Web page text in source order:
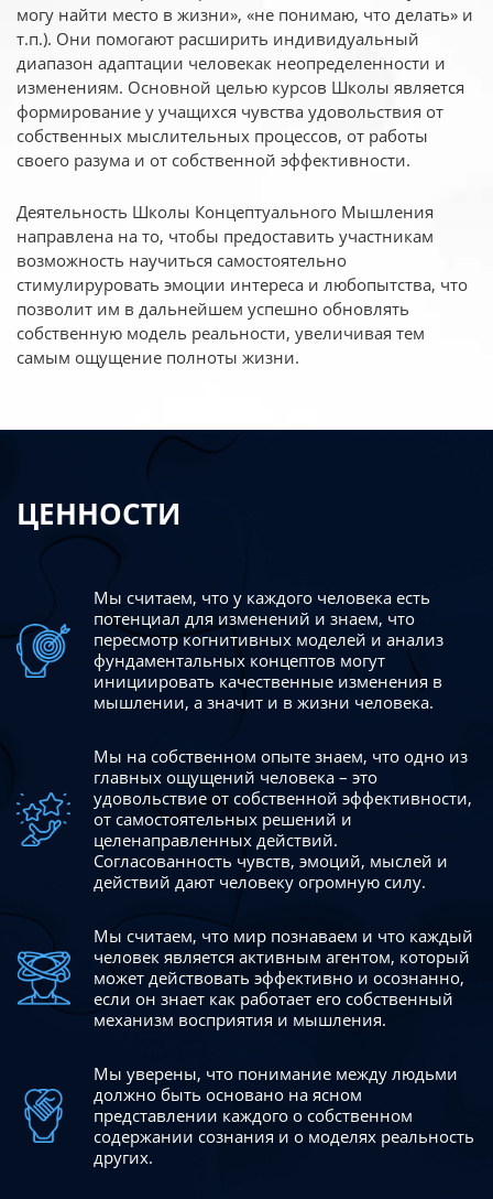
могу найти место в жизни», «не понимаю, что делать» и
т.п.). Они помогают расширить индивидуальный
диапазон адаптации человекак неопределенности и
изменениям. Основной целью курсов Школы является
формирование у учащихся чувства удовольствия от
собственных мыслительных процессов, от работы
своего разума и от собственной эффективности.
Деятельность Школы Концептуального Мышления
направлена на то, чтобы предоставить участникам
возможность научиться самостоятельно
стимулируровать эмоции интереса и любопытства, что
позволит им в дальнейшем успешно обновлять
собственную модель реальности, увеличивая тем
самым ощущение полноты жизни.
ЦЕННОСТИ
Мы считаем, что у каждого человека есть
потенциал для изменений и знаем, что
пересмотр когнитивных моделей и анализ
фундаментальных концептов могут
инициировать качественные изменения в
мышлении, а значит и в жизни человека.
Мы на собственном опыте знаем, что одно из
главных ощущений человека – это
удовольствие от собственной эффективности,
от самостоятельных решений и
целенаправленных действий.
Согласованность чувств, эмоций, мыслей и
действий дают человеку огромную силу.
Мы считаем, что мир познаваем и что каждый
человек является активным агентом, который
может действовать эффективно и осознанно,
если он знает как работает его собственный
механизм восприятия и мышления.
Мы уверены, что понимание между людьми
должно быть основано на ясном
представлении каждого о собственном
содержании сознания и о моделях реальность
других.